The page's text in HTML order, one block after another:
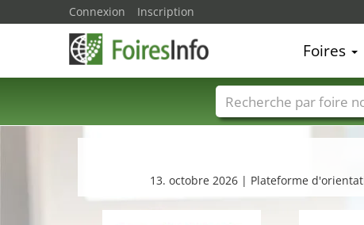
13. octobre 2026 | Plateforme
Connexion Inscription
Foires
Foire noms Pays